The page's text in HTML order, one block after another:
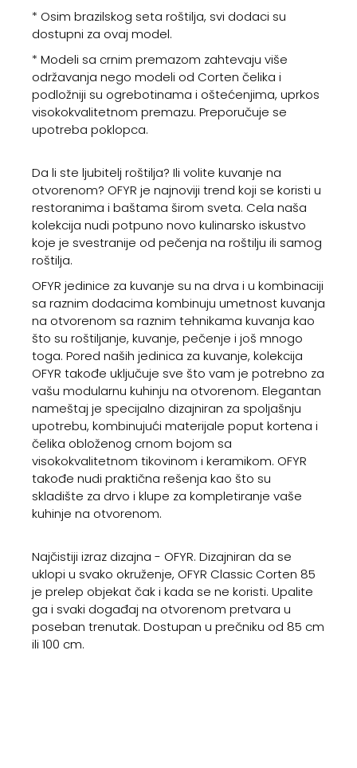
* Osim brazilskog seta roštilja, svi dodaci su
dostupni za ovaj model.
* Modeli sa crnim premazom zahtevaju više
održavanja nego modeli od Corten čelika i
podložniji su ogrebotinama i oštećenjima, uprkos
visokokvalitetnom premazu. Preporučuje se
upotreba poklopca.
Da li ste ljubitelj roštilja? Ili volite kuvanje na
otvorenom? OFYR je najnoviji trend koji se koristi u
restoranima i baštama širom sveta. Cela naša
kolekcija nudi potpuno novo kulinarsko iskustvo
koje je svestranije od pečenja na roštilju ili samog
roštilja.
OFYR jedinice za kuvanje su na drva i u kombinaciji
sa raznim dodacima kombinuju umetnost kuvanja
na otvorenom sa raznim tehnikama kuvanja kao
što su roštiljanje, kuvanje, pečenje i još mnogo
toga. Pored naših jedinica za kuvanje, kolekcija
OFYR takođe uključuje sve što vam je potrebno za
vašu modularnu kuhinju na otvorenom. Elegantan
nameštaj je specijalno dizajniran za spoljašnju
upotrebu, kombinujući materijale poput kortena i
čelika obloženog crnom bojom sa
visokokvalitetnom tikovinom i keramikom. OFYR
takođe nudi praktična rešenja kao što su
skladište za drvo i klupe za kompletiranje vaše
kuhinje na otvorenom.
Najčistiji izraz dizajna - OFYR. Dizajniran da se
uklopi u svako okruženje, OFYR Classic Corten 85
je prelep objekat čak i kada se ne koristi. Upalite
ga i svaki događaj na otvorenom pretvara u
poseban trenutak. Dostupan u prečniku od 85 cm
ili 100 cm.